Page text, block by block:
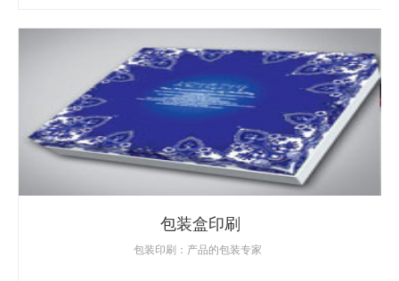
包装盒印刷
包装印刷：产品的包装专家